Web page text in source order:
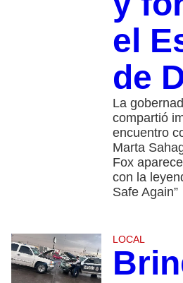
el
de
La
compartió
encuentro
Marta
Fox
con la
Safe Again”
LOCAL